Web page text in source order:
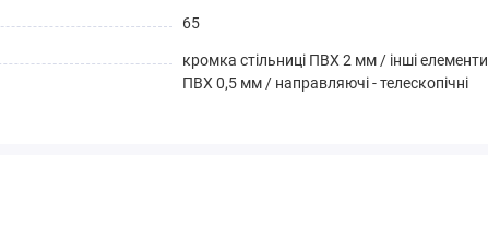
65
кромка стільниці ПВХ 2 мм / інші елементи
ПВХ 0,5 мм / направляючі - телескопічні